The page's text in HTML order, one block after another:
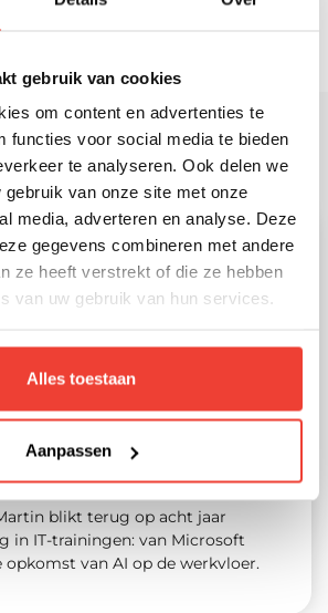
gebruik van cookies
om content en advertenties te
functies voor social media te bieden
te analyseren. Ook delen we
gebruik van onze site met onze
media, adverteren en analyse. Deze
gegevens combineren met andere
ze heeft verstrekt of die ze hebben
van uw gebruik van hun services.
Alles toestaan
Aanpassen
helpen je graag!
posts:
tot AI: hoe het vak van
in acht jaar veranderde
blikt terug op acht jaar
in IT-trainingen: van Microsoft
opkomst van AI op de werkvloer.